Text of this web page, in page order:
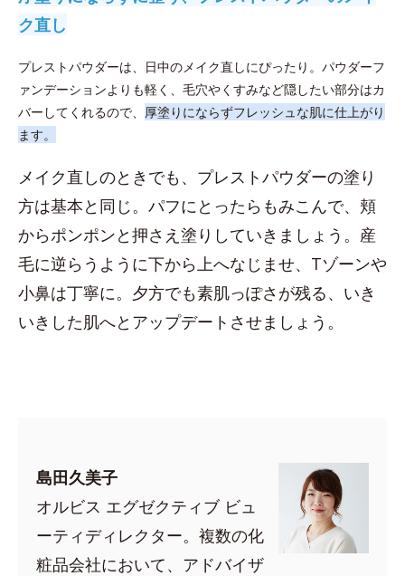
ク直し
プレストパウダーは、日中のメイク直しにぴったり。パウダーフ
ァンデーションよりも軽く、毛穴やくすみなど隠したい部分はカ
バーしてくれるので、 厚塗りにならずフレッシュな肌に仕上がり
ます。
メイク直しのときでも、プレストパウダーの塗り
方は基本と同じ。パフにとったらもみこんで、頬
からポンポンと押さえ塗りしていきましょう。産
毛に逆らうように下から上へなじませ、Tゾーンや
小鼻は丁寧に。夕方でも素肌っぽさが残る、いき
いきした肌へとアップデートさせましょう。
島田久美子
オルビス エグゼクティブ ビュ
ーティディレクター。複数の化
粧品会社において、アドバイザ